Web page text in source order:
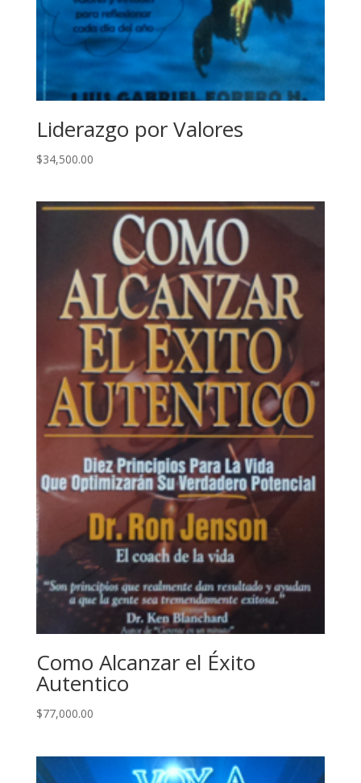
Liderazgo por Valores
$34,500.00
Como Alcanzar el Éxito
Autentico
$77,000.00